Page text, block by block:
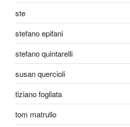
ste
stefano epifani
stefano quintarelli
susan quercioli
tiziano fogliata
tom matrullo